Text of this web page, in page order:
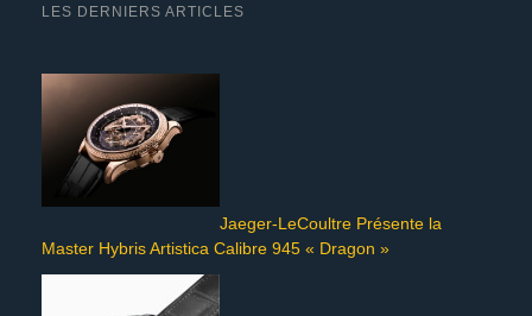
LES DERNIERS ARTICLES
Jaeger-LeCoultre Présente la
Master Hybris Artistica Calibre 945 « Dragon »